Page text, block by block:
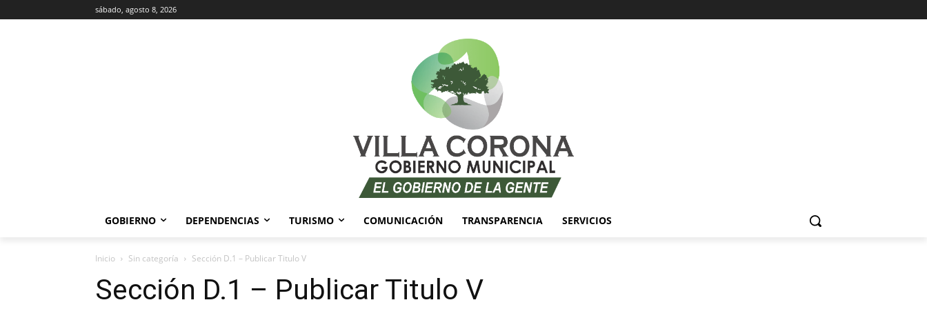
sábado, agosto 8, 2026
GOBIERNO DEPENDENCIAS TURISMO COMUNICACIÓN TRANSPARENCIA SERVICIOS
Inicio Sin categoría Sección D.1 – Publicar Titulo V
Sección D.1 – Publicar Titulo V